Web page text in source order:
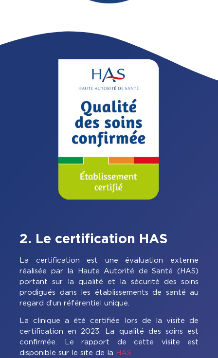
2. Le certification HAS
La certification est une évaluation externe
réalisée par la Haute Autorité de Santé (HAS)
portant sur la qualité et la sécurité des soins
prodigués dans les établissements de santé au
regard d’un référentiel unique.
La clinique a été certifiée lors de la visite de
certification en 2023. La qualité des soins est
confirmée. Le rapport de cette visite est
disponible sur le site de la HAS